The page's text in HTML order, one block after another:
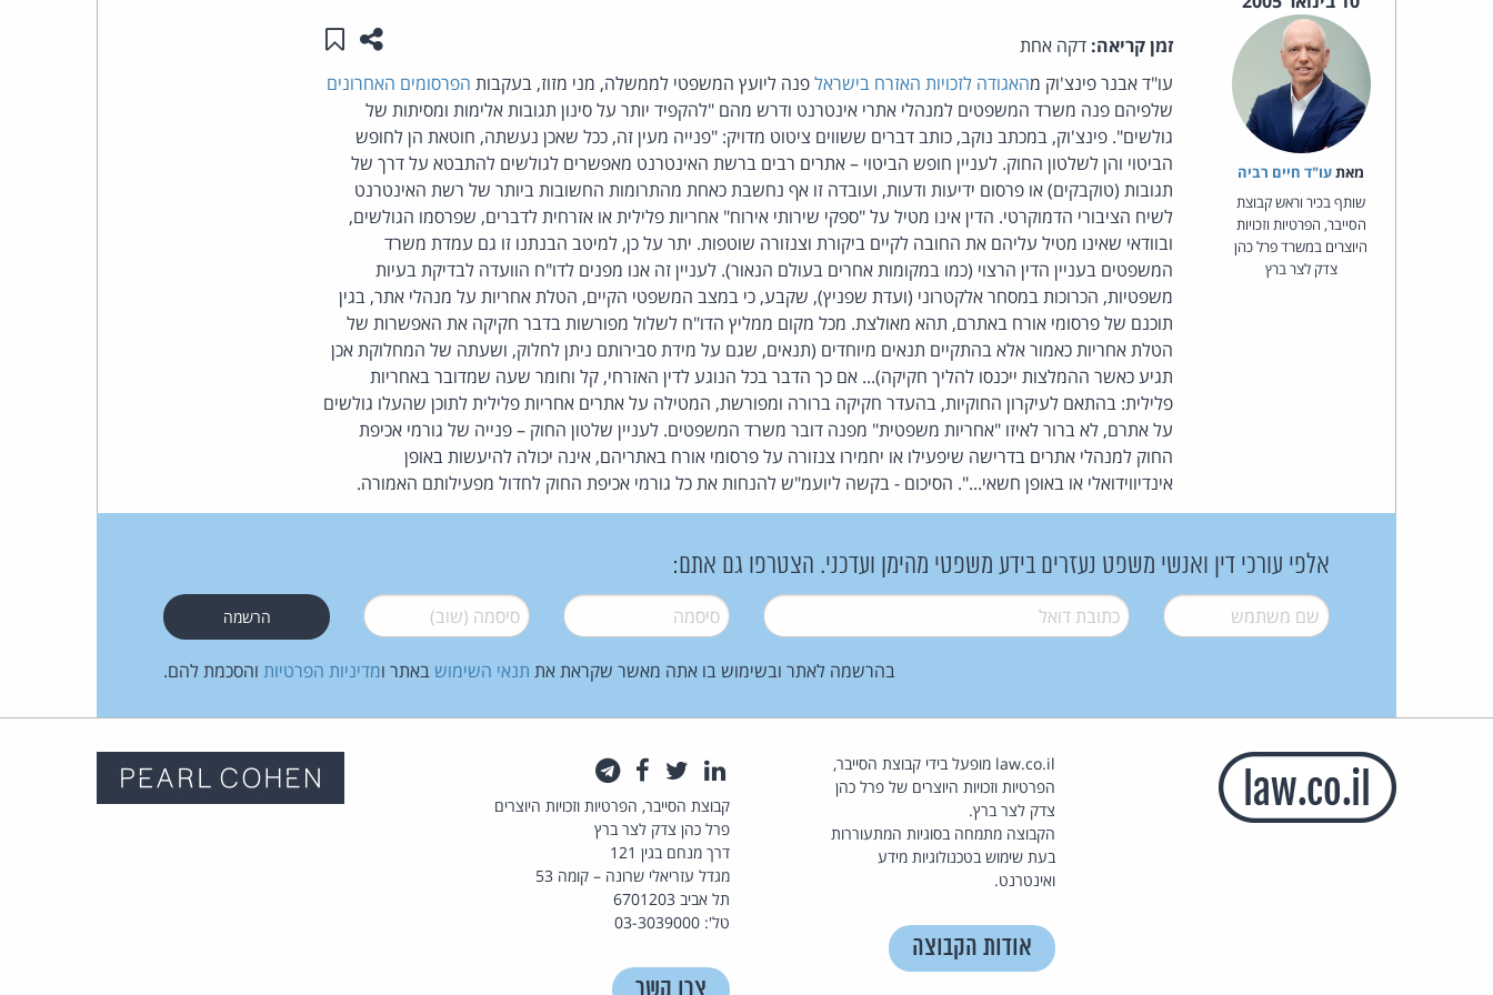
פועל
מאת‏עו"ד חיים רביה
שותף בכיר וראש קבוצת
הסייבר, הפרטיות וזכויות
היוצרים במשרד פרל כהן
צדק לצר ברץ
זמן קריאה: דקה אחת שתפו עמוד זה
שמור ב"תכנים שלי"
עו"ד אבנר פינצ'וק מהאגודה לזכויות האזרח בישראלפנה ליועץ המשפטי לממשלה, מני מזוז, בעקבות הפרסומים האחרונים
שלפיהם פנה משרד המשפטים למנהלי אתרי אינטרנט ודרש מהם "להקפיד יותר על סינון תגובות אלימות ומסיתות של
גולשים". פינצ'וק, במכתב נוקב, כותב דברים ששווים ציטוט מדויק: "פנייה מעין זה, ככל שאכן נעשתה, חוטאת הן לחופש
הביטוי והן לשלטון החוק. לעניין חופש הביטוי – אתרים רבים ברשת האינטרנט מאפשרים לגולשים להתבטא על דרך של
תגובות (טוקבקים) או פרסום ידיעות ודעות, ועובדה זו אף נחשבת כאחת מהתרומות החשובות ביותר של רשת האינטרנט
לשיח הציבורי הדמוקרטי. הדין אינו מטיל על "ספקי שירותי אירוח" אחריות פלילית או אזרחית לדברים, שפרסמו הגולשים,
ובוודאי שאינו מטיל עליהם את החובה לקיים ביקורת וצנזורה שוטפות. יתר על כן, למיטב הבנתנו זו גם עמדת משרד
המשפטים בעניין הדין הרצוי (כמו במקומות אחרים בעולם הנאור). לעניין זה אנו מפנים לדו"ח הוועדה לבדיקת בעיות
משפטיות, הכרוכות במסחר אלקטרוני (ועדת שפניץ), שקבע, כי במצב המשפטי הקיים, הטלת אחריות על מנהלי אתר, בגין
תוכנם של פרסומי אורח באתרם, תהא מאולצת. מכל מקום ממליץ הדו"ח לשלול מפורשות בדבר חקיקה את האפשרות של
הטלת אחריות כאמור אלא בהתקיים תנאים מיוחדים (תנאים, שגם על מידת סבירותם ניתן לחלוק, ושעתה של המחלוקת אכן
תגיע כאשר ההמלצות ייכנסו להליך חקיקה)... אם כך הדבר בכל הנוגע לדין האזרחי, קל וחומר שעה שמדובר באחריות
פלילית: בהתאם לעיקרון החוקיות, בהעדר חקיקה ברורה ומפורשת, המטילה על אתרים אחריות פלילית לתוכן שהעלו גולשים
על אתרם, לא ברור לאיזו "אחריות משפטית" מפנה דובר משרד המשפטים. לעניין שלטון החוק – פנייה של גורמי אכיפת
החוק למנהלי אתרים בדרישה שיפעילו או יחמירו צנזורה על פרסומי אורח באתריהם, אינה יכולה להיעשות באופן
אינדיווידואלי או באופן חשאי...". הסיכום - בקשה ליועמ"ש להנחות את כל גורמי אכיפת החוק לחדול מפעילותם האמורה.
אלפי עורכי דין ואנשי משפט נעזרים בידע משפטי מהימן ועדכני. הצטרפו גם אתם:
שם משתמש* דואל* סיסמה* סיסמה (שוב)*
בהרשמה לאתר ובשימוש בו אתה מאשר שקראת את תנאי השימוש באתר ומדיניות הפרטיות והסכמת להם.
law.co.il מופעל בידי קבוצת הסייבר,
הפרטיות וזכויות היוצרים של פרל כהן
צדק לצר ברץ.
הקבוצה מתמחה בסוגיות המתעוררות
בעת שימוש בטכנולוגיות מידע
ואינטרנט.
אודות הקבוצה
לינקדאין
טוויטרפייסבוק
קבוצת הסייבר, הפרטיות וזכויות היוצרים
פרל כהן צדק לצר ברץ
דרך מנחם בגין 121
מגדל עזריאלי שרונה – קומה 53
תל אביב 6701203
טל': 03-3039000